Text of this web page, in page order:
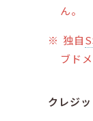
ん。
独自
ブド
クレジ